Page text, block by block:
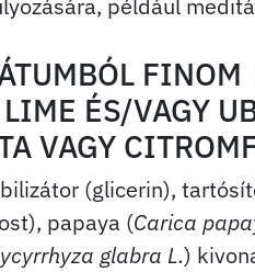
például
ÉS/VAGY
VAGY
(glicerin),
papaya (Carica
glabra L.)